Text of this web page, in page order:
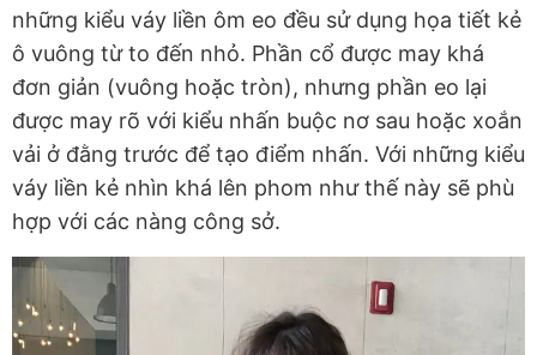
những kiểu váy liền ôm eo đều sử dụng họa tiết kẻ
ô vuông từ to đến nhỏ. Phần cổ được may khá
đơn giản (vuông hoặc tròn), nhưng phần eo lại
được may rõ với kiểu nhấn buộc nơ sau hoặc xoắn
vải ở đằng trước để tạo điểm nhấn. Với những kiểu
váy liền kẻ nhìn khá lên phom như thế này sẽ phù
hợp với các nàng công sở.